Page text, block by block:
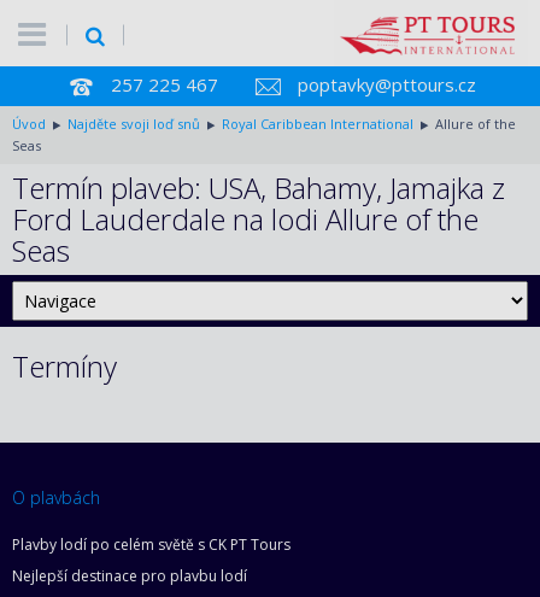
257 225 467 poptavky@pttours.cz
Úvod Najděte svoji loď snů Royal Caribbean International
Allure of the
Seas
Termín plaveb: USA, Bahamy, Jamajka z
Ford Lauderdale na lodi Allure of the
Seas
Termíny
O plavbách
Plavby lodí po celém světě s CK PT Tours
Nejlepší destinace pro plavbu lodí